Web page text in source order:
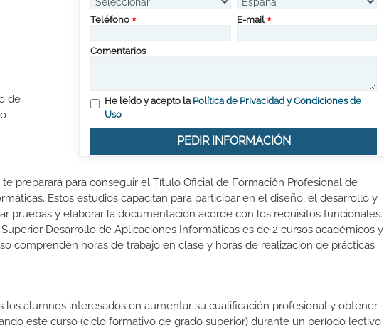
de
Teléfono E-mail
Comentarios
He leído y acepto la Política de Privacidad y Condiciones de
Uso
PEDIR INFORMACIÓN
preparará para conseguir el Título Oficial de Formación Profesional de
Estos estudios capacitan para participar en el diseño, el desarrollo y
pruebas y elaborar la documentación acorde con los requisitos funcionales.
Desarrollo de Aplicaciones Informáticas es de 2 cursos académicos y
comprenden horas de trabajo en clase y horas de realización de prácticas
los alumnos interesados en aumentar su cualificación profesional y obtener
este curso (ciclo formativo de grado superior) durante un período lectivo